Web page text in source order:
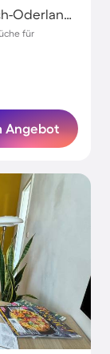
Bad Freienwalde (Oder), Märkisch-Oderland, Deutschland
für
Angebot